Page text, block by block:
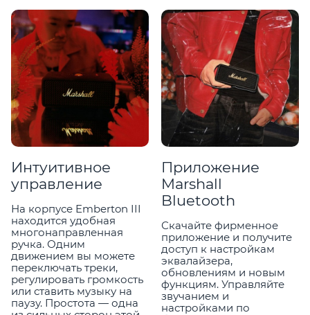
Интуитивное
управление
На корпусе Emberton III
находится удобная
многонаправленная
ручка. Одним
движением вы можете
переключать треки,
регулировать громкость
или ставить музыку на
паузу. Простота — одна
Приложение
Marshall
Bluetooth
Скачайте фирменное
приложение и получите
доступ к настройкам
эквалайзера,
обновлениям и новым
функциям. Управляйте
звучанием и
настройками по